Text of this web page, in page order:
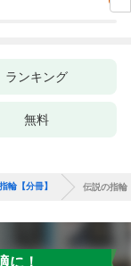
ランキング
無料
輪【分冊】 伝説の指輪
に！